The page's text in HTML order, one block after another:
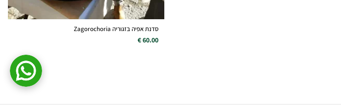
סדנת אפיה בזגוריה Zagorochoria
60.00 €